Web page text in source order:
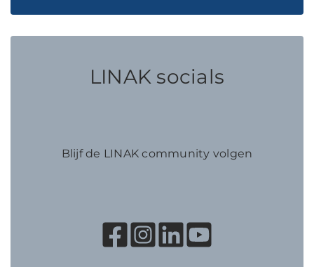
LINAK socials
Blijf de LINAK community volgen